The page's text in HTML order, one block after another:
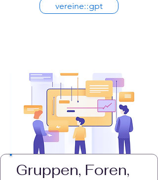
vereine::gpt
Gruppen, Foren,